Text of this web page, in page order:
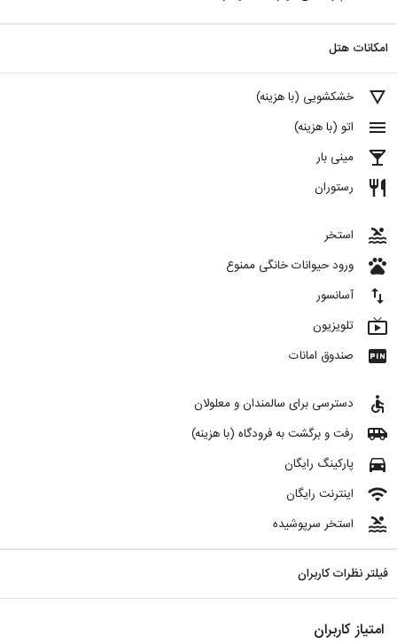
امکانات هتل
details خشکشویی (با هزینه)
menu اتو (با هزینه)
local_bar مینی بار
restaurant رستوران
pool استخر
pets ورود حیوانات خانگی ممنوع
import_export آسانسور
live_tv تلویزیون
fiber_pin صندوق امانات
accessible دسترسی برای سالمندان و معلولان
airport_shuttle رفت و برگشت به فرودگاه (با هزینه)
directions_car پارکینگ رایگان
wifi اینترنت رایگان
pool استخر سرپوشیده
فیلتر نظرات کاربران
امتیاز کاربران